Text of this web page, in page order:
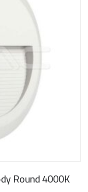
Round 4000K